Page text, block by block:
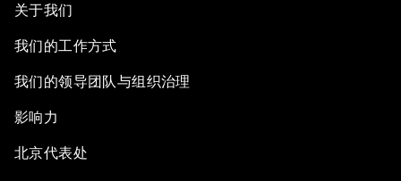
关于我们
我们的工作方式
我们的领导团队与组织治理
影响力
北京代表处